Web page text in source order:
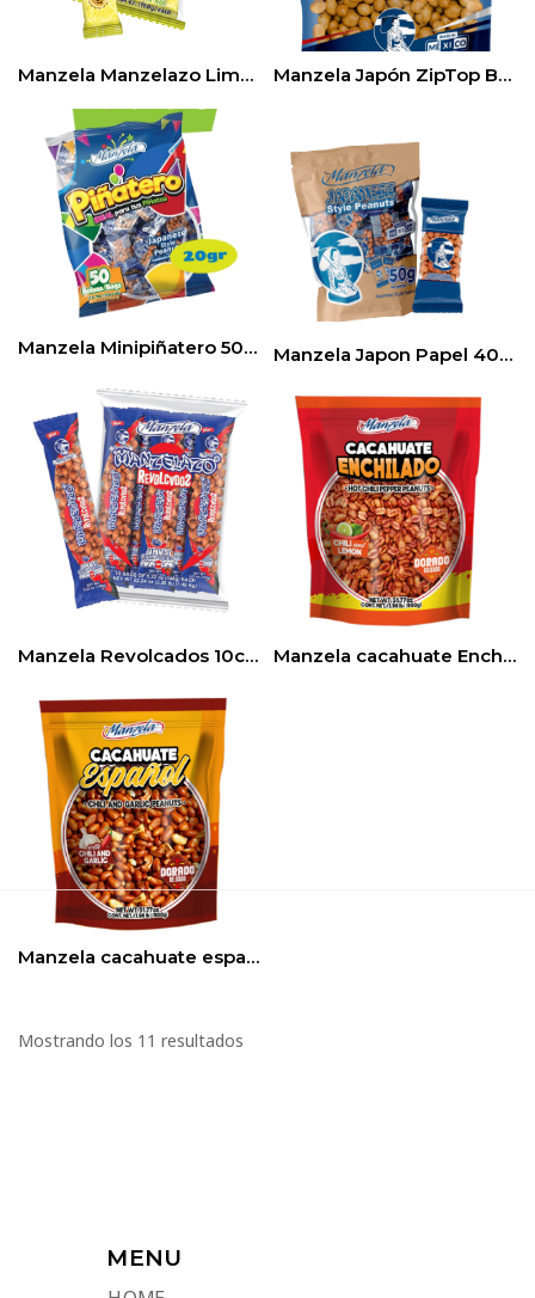
Manzela Manzelazo Limon Manzela Japón ZipTop Bag 900gr
Manzela Minipiñatero 50ct/20gr Manzela Japon Papel 40ct / 50gr
Manzela Revolcados 10ct (148Gr) (1bag) Manzela cacahuate Enchilado Chili & Limón 900Gr (1.98lb) 1bag
Manzela cacahuate español con Chili & Garlic 900Gr (1.98lb) 1bag
Mostrando los 11 resultados
MENU